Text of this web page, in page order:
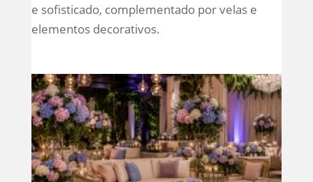
e sofisticado, complementado por velas e
elementos decorativos.